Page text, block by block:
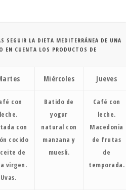
SEGUIR LA DIETA MEDITERRÁNEA DE UNA
EN CUENTA LOS PRODUCTOS DE
Miércoles Jueves
con
leche.
con
cocido
de
virgen.
Uvas.
Batido de
yogur
natural con
manzana y
muesli.
Café con
leche.
Macedonia
de frutas
de
temporada.